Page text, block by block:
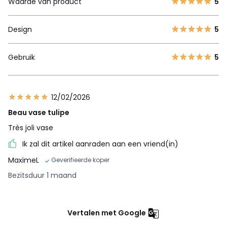
Design 5
Gebruik 5
12/02/2026
Beau vase tulipe
Très joli vase
Ik zal dit artikel aanraden aan een vriend(in)
MaximeL
Geverifieerde koper
Bezitsduur 1 maand
Vertalen met Google